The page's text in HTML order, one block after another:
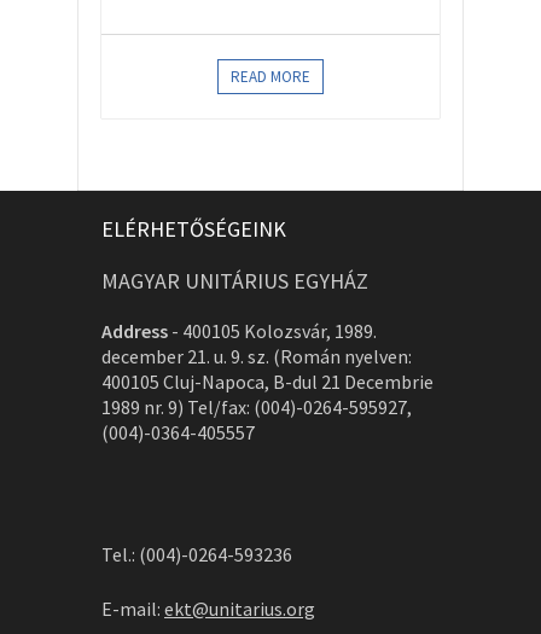
READ MORE
ELÉRHETŐSÉGEINK
MAGYAR UNITÁRIUS EGYHÁZ
Address - 400105 Kolozsvár, 1989.
december 21. u. 9. sz. (Román nyelven:
400105 Cluj-Napoca, B-dul 21 Decembrie
1989 nr. 9) Tel/fax: (004)-0264-595927,
(004)-0364-405557
Tel.: (004)-0264-593236
E-mail: ekt@unitarius.org